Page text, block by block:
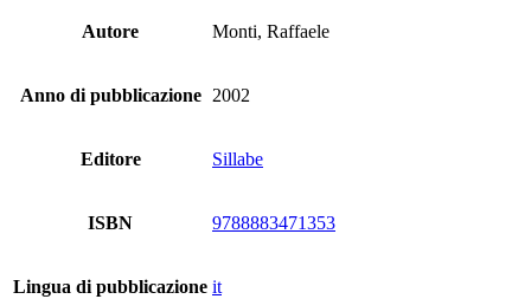
Autore Monti, Raffaele
Anno di pubblicazione 2002
Editore Sillabe
ISBN 9788883471353
Lingua di pubblicazione it